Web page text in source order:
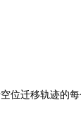
位迁移轨迹的